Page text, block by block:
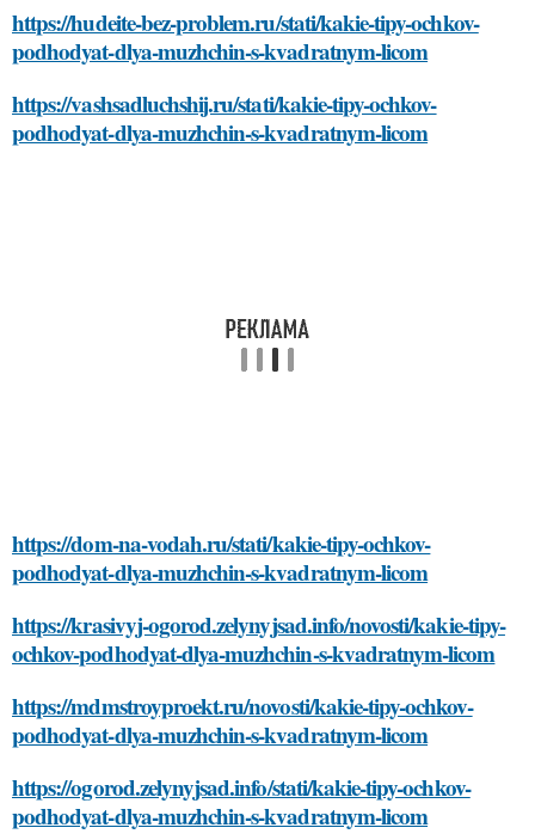
https://hudeite-bez-problem.ru/stati/kakie-tipy-ochkov-
podhodyat-dlya-muzhchin-s-kvadratnym-licom
https://vashsadluchshij.ru/stati/kakie-tipy-ochkov-
podhodyat-dlya-muzhchin-s-kvadratnym-licom
https://dom-na-vodah.ru/stati/kakie-tipy-ochkov-
podhodyat-dlya-muzhchin-s-kvadratnym-licom
https://krasivyj-ogorod.zelynyjsad.info/novosti/kakie-tipy-
ochkov-podhodyat-dlya-muzhchin-s-kvadratnym-licom
https://mdmstroyproekt.ru/novosti/kakie-tipy-ochkov-
podhodyat-dlya-muzhchin-s-kvadratnym-licom
https://ogorod.zelynyjsad.info/stati/kakie-tipy-ochkov-
podhodyat-dlya-muzhchin-s-kvadratnym-licom